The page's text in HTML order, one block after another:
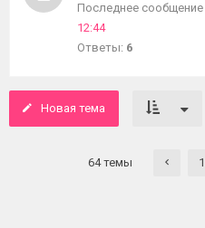
Последнее сообщение
12:44
Ответы: 6
Новая тема
64 темы 1